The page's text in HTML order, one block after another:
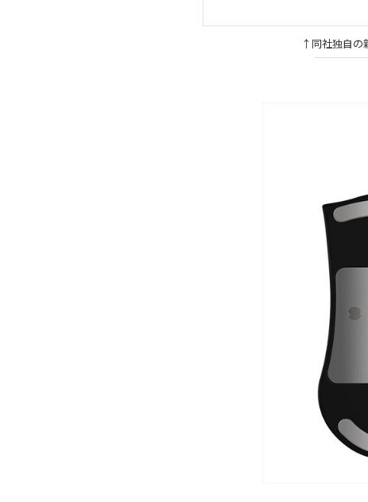
↑同社独自の